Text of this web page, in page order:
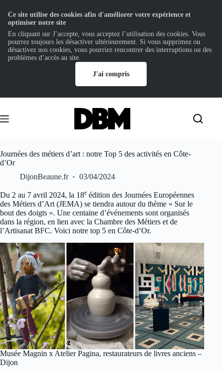
contenu
Journées des métiers d’art : notre Top 5 des activités en Côte-
d’Or
DijonBeaune.fr
03/04/2024
Du 2 au 7 avril 2024, la 18e édition des Journées Européennes
des Métiers d’Art (JEMA) se tiendra autour du thème « Sur le
bout des doigts ». Une centaine d’événements sont organisés
dans la région, en lien avec la Chambre des Métiers et de
l’Artisanat BFC. Voici notre top 5 en Côte-d’Or.
Musée Magnin x Atelier Pagina, restaurateurs de livres anciens –
Dijon
Ce site utilise des cookies afin d'améliorer votre expérience et
optimiser notre site
En cliquant sur J’accepte, vous acceptez l’utilisation des cookies. Vous
pourrez toujours les désactiver ultérieurement. Si vous supprimez ou
désactivez nos cookies, vous pourriez rencontrer des interruptions ou des
problèmes d’accès au site.
J'ai compris